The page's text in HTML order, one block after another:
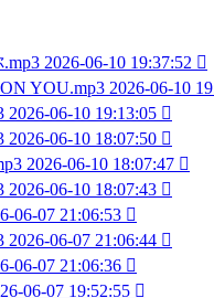
2026-06-10 19:37:52 
YOU.mp3 2026-06-10
2026-06-10 19:13:05 
2026-06-10 18:07:50 
2026-06-10 18:07:47 
2026-06-10 18:07:43 
06-07 21:06:53 
2026-06-07 21:06:44 
06-07 21:06:36 
06-07 19:52:55 